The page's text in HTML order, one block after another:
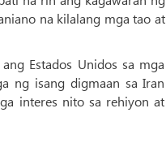
na kilalang mga tao at
Estados Unidos sa mga
ng isang digmaan sa Iran
interes nito sa rehiyon at